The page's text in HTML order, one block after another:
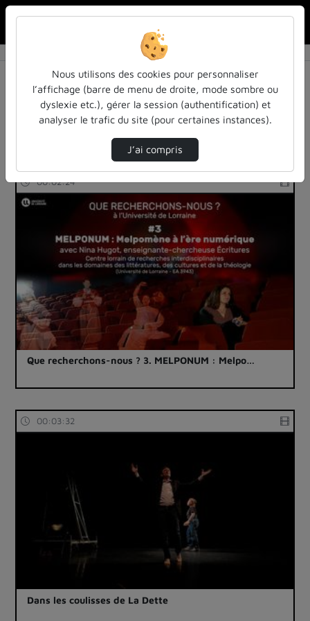
Résultats de la recherche
Filtres actifs (cliquer pour en retirer) :
reportages
theatre-representations-sur-scene
00:02:24
Que recherchons-nous ? 3. MELPONUM : Melpo…
00:03:32
Dans les coulisses de La Dette
Nous utilisons des cookies pour personnaliser
l’affichage (barre de menu de droite, mode sombre ou
dyslexie etc.), gérer la session (authentification) et
analyser le trafic du site (pour certaines instances).
J’ai compris